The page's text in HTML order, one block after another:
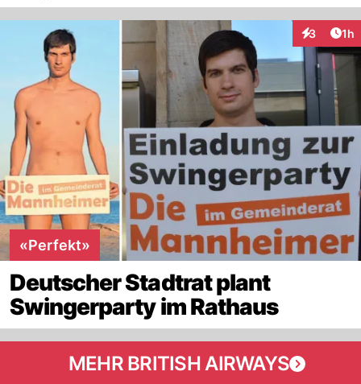
3 1h
«Perfekt»
Deutscher Stadtrat plant
Swingerparty im Rathaus
MEHR BRITISH AIRWAYS